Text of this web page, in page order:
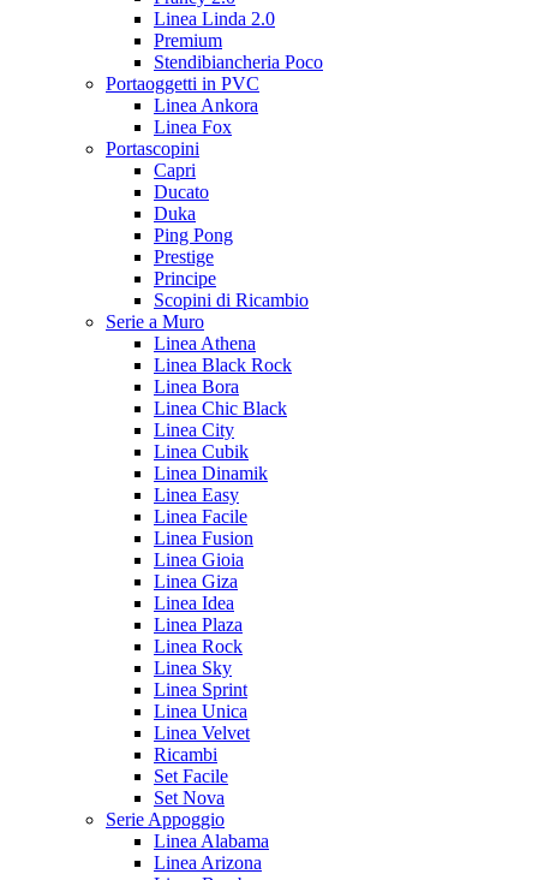
Linea Linda 2.0
Premium
Stendibiancheria Poco
Portaoggetti in PVC
Linea Ankora
Linea Fox
Portascopini
Capri
Ducato
Duka
Ping Pong
Prestige
Principe
Scopini di Ricambio
Serie a Muro
Linea Athena
Linea Black Rock
Linea Bora
Linea Chic Black
Linea City
Linea Cubik
Linea Dinamik
Linea Easy
Linea Facile
Linea Fusion
Linea Gioia
Linea Giza
Linea Idea
Linea Plaza
Linea Rock
Linea Sky
Linea Sprint
Linea Unica
Linea Velvet
Ricambi
Set Facile
Set Nova
Serie Appoggio
Linea Alabama
Linea Arizona